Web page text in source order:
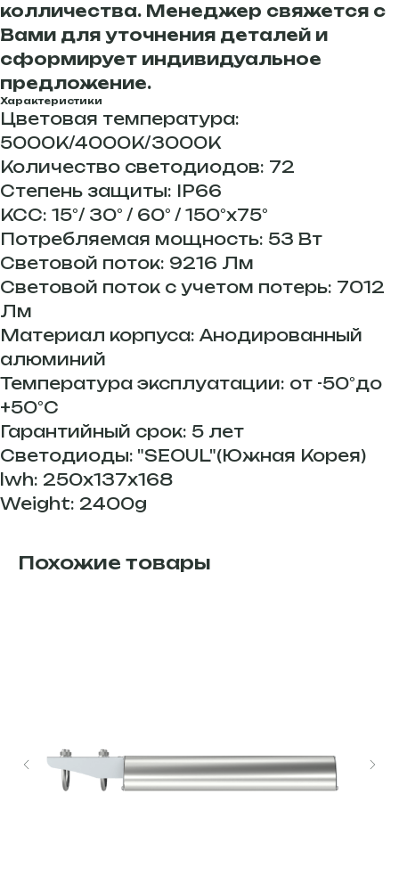
колличества. Менеджер свяжется с
Вами для уточнения деталей и
сформирует индивидуальное
предложение.
Характеристики
Цветовая температура:
5000К/4000К/3000К
Количество светодиодов: 72
Степень защиты: IP66
КСС: 15°/ 30° / 60° / 150°х75°
Потребляемая мощность: 53 Вт
Световой поток: 9216 Лм
Световой поток с учетом потерь: 7012
Лм
Материал корпуса: Анодированный
алюминий
Температура эксплуатации: от -50°до
+50°С
Гарантийный срок: 5 лет
Светодиоды: "SEOUL"(Южная Корея)
lwh: 250x137x168
Weight: 2400g
Похожие товары